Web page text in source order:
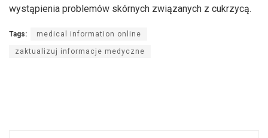
wystąpienia problemów skórnych związanych z cukrzycą.
Tags: medical information online
zaktualizuj informacje medyczne